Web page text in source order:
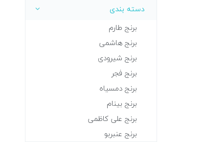
دسته بندی
برنج طارم
برنج هاشمی
برنج شیرودی
برنج فجر
برنج دمسیاه
برنج بینام
برنج علی کاظمی
برنج عنبربو